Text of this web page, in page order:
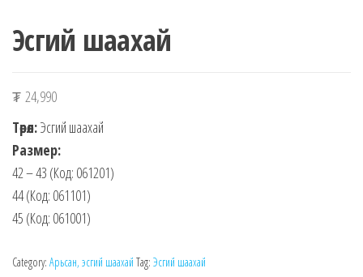
Эсгий шаахай
₮ 24,990
Төрөл:Эсгий шаахай
Размер:
42 – 43 (Код: 061201)
44 (Код: 061101)
45 (Код: 061001)
Category: Арьсан, эсгий шаахай Tag: Эсгий шаахай